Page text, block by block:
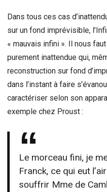
Dans tous ces cas
sur un fond imprévisible,
« mauvais infini ». Il nous
purement inattendue qui,
reconstruction sur fond
dans l’instant à faire
caractériser selon son
exemple chez Proust :
Le morceau fini, je
Franck, ce qui eut
souffrir Mme de